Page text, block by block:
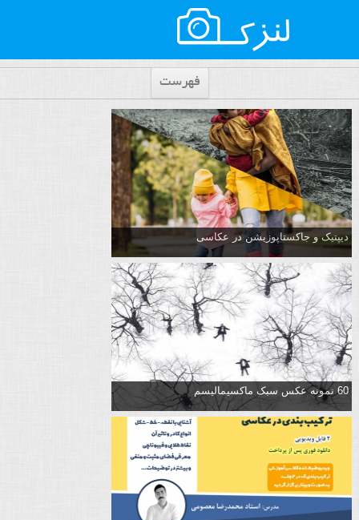
فهرست
دیپتیک و جاکستا‌پوزیشن در عکاسی
60 نمونه عکس سبک ماکسیمالیسم